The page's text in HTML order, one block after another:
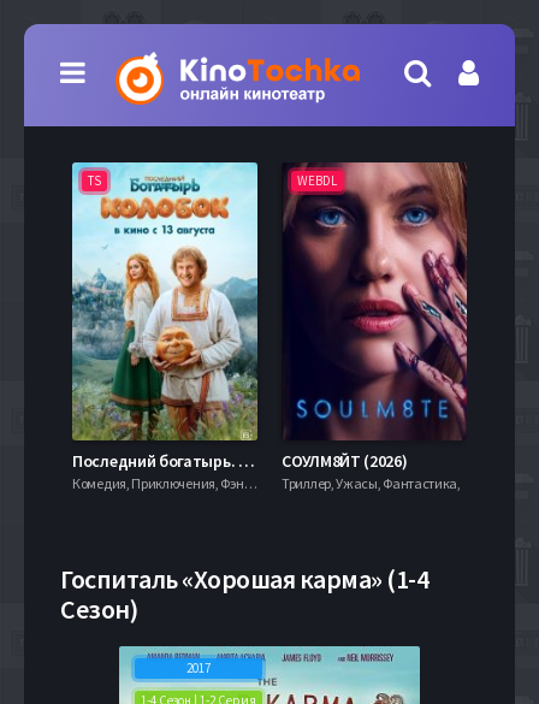
TS
Последний богатырь. Колобок (2026)
Комедия, Приключения, Фэнтези,
WEBDL
СОУЛМ8ЙТ (2026)
Триллер, Ужасы, Фантастика,
Госпиталь «Хорошая карма» (1-4
Сезон)
2017